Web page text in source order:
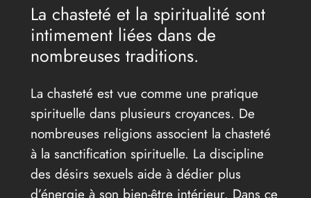
La chasteté et la spiritualité sont
intimement liées dans de
nombreuses traditions.
La chasteté est vue comme une pratique
spirituelle dans plusieurs croyances. De
nombreuses religions associent la chasteté
à la sanctification spirituelle. La discipline
des désirs sexuels aide à dédier plus
d’énergie à son bien-être intérieur. Dans ce